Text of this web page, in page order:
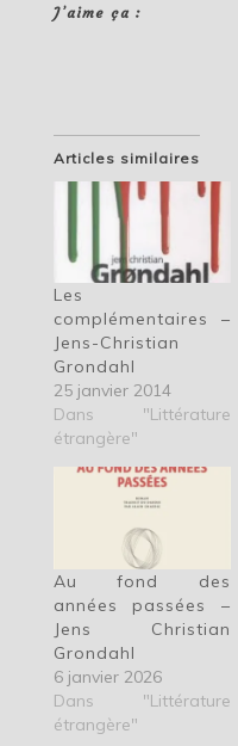
J’aime ça :
Articles similaires
Les
complémentaires –
Jens-Christian
Grondahl
25 janvier 2014
Dans "Littérature
étrangère"
Au fond des
années passées –
Jens Christian
Grondahl
6 janvier 2026
Dans "Littérature
étrangère"